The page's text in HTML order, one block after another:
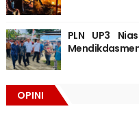
PLN UP3
OPINI